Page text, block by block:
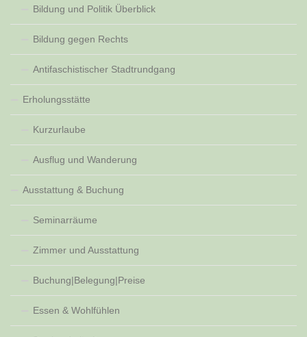
Bildung und Politik Überblick
Bildung gegen Rechts
Antifaschistischer Stadtrundgang
Erholungsstätte
Kurzurlaube
Ausflug und Wanderung
Ausstattung & Buchung
Seminarräume
Zimmer und Ausstattung
Buchung|Belegung|Preise
Essen & Wohlfühlen